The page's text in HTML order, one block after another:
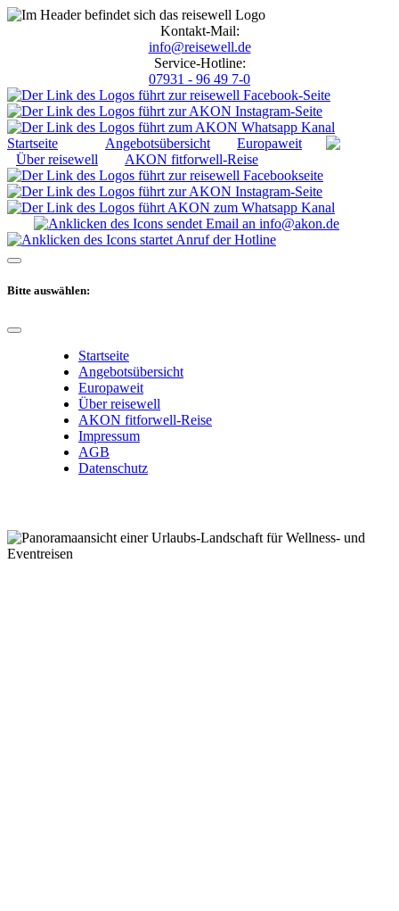
Kontakt-Mail:
info@reisewell.de
Service-Hotline:
07931 - 96 49 7-0
Startseite Angebotsübersicht
Europaweit
Über reisewell
AKON fitforwell-Reise
Bitte auswählen:
Startseite
Angebotsübersicht
Europaweit
Über reisewell
AKON fitforwell-Reise
Impressum
AGB
Datenschutz